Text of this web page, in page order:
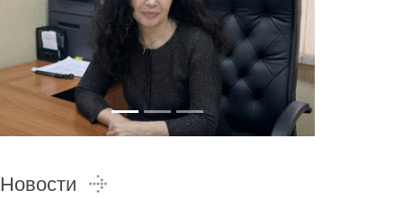
Новости